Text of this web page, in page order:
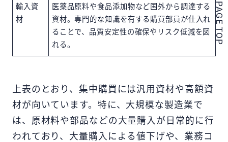
輸入資
材
医薬品原料や食品添加物など国外から調達する
資材。専門的な知識を有する購買部員が仕入れ
ることで、品質安定性の確保やリスク低減を図
れる。
上表のとおり、集中購買には汎用資材や高額資
材が向いています。特に、大規模な製造業で
は、原材料や部品などの大量購入が日常的に行
われており、大量購入による値下げや、業務コ
PAGE TOP